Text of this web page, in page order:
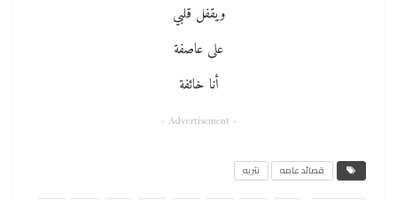
ويقفل قلبي
على عاصفة
أنا خائفة
- Advertisement -
قصائد عامه نثريه